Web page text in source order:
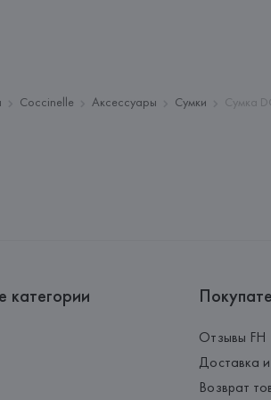
Coccinelle Аксессуары Сумки Сумка
категории
Отзывы FH
Доставка
Возврат